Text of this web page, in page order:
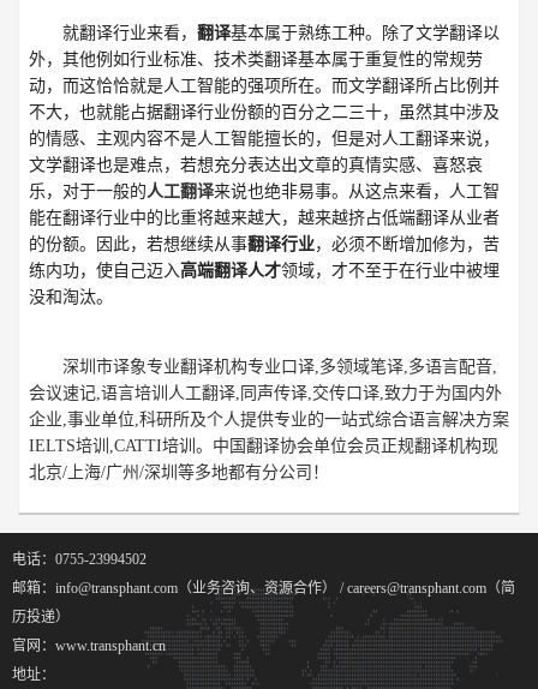
就翻译行业来看， 翻译基本属于熟练工种。除了文学翻译以
外，其他例如行业标准、技术类翻译基本属于重复性的常规劳
动，而这恰恰就是人工智能的强项所在。而文学翻译所占比例并
不大，也就能占据翻译行业份额的百分之二三十，虽然其中涉及
的情感、主观内容不是人工智能擅长的，但是对人工翻译来说，
文学翻译也是难点，若想充分表达出文章的真情实感、喜怒哀
乐，对于一般的人工翻译来说也绝非易事。从这点来看，人工智
能在翻译行业中的比重将越来越大，越来越挤占低端翻译从业者
的份额。因此，若想继续从事翻译行业，必须不断增加修为，苦
练内功，使自己迈入高端翻译人才领域，才不至于在行业中被埋
没和淘汰。
深圳市译象专业翻译机构专业口译,多领域笔译,多语言配音,
会议速记,语言培训人工翻译,同声传译,交传口译,致力于为国内外
企业,事业单位,科研所及个人提供专业的一站式综合语言解决方案
IELTS培训,CATTI培训。中国翻译协会单位会员正规翻译机构现
北京/上海/广州/深圳等多地都有分公司！
电话：0755-23994502
邮箱：info@transphant.com（业务咨询、资源合作） / careers@transphant.com（简
历投递）
官网：www.transphant.cn
地址：